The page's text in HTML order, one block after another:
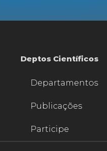
Deptos Científicos
Departamentos
Publicações
Participe